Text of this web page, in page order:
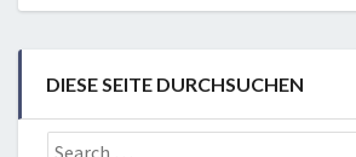
DIESE SEITE DURCHSUCHEN
Search